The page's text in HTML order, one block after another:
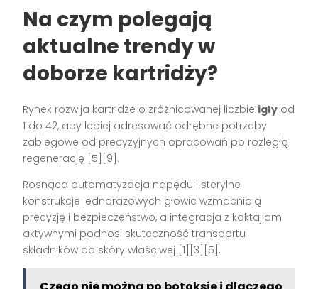
Na czym polegają
aktualne trendy w
doborze kartridży?
Rynek rozwija kartridże o zróżnicowanej liczbie igły od
1 do 42, aby lepiej adresować odrębne potrzeby
zabiegowe od precyzyjnych opracowań po rozległą
regenerację [5][9].
Rosnąca automatyzacja napędu i sterylne
konstrukcje jednorazowych głowic wzmacniają
precyzję i bezpieczeństwo, a integracja z koktajlami
aktywnymi podnosi skuteczność transportu
składników do skóry właściwej [1][3][5].